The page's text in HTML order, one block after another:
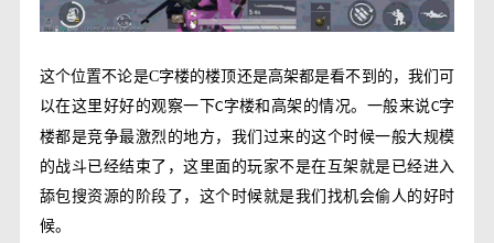
这个位置不论是C字楼的楼顶还是高架都是看不到的，我们可
以在这里好好的观察一下C字楼和高架的情况。一般来说C字
楼都是竞争最激烈的地方，我们过来的这个时候一般大规模
的战斗已经结束了，这里面的玩家不是在互架就是已经进入
舔包搜资源的阶段了，这个时候就是我们找机会偷人的好时
候。